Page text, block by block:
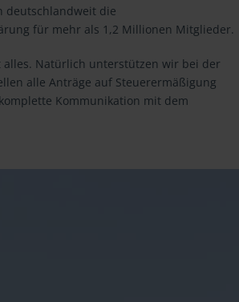
deutschlandweit die
für mehr als 1,2 Millionen Mitglieder.
alles. Natürlich unterstützen wir bei der
alle Anträge auf Steuerermäßigung
Kommunikation mit dem